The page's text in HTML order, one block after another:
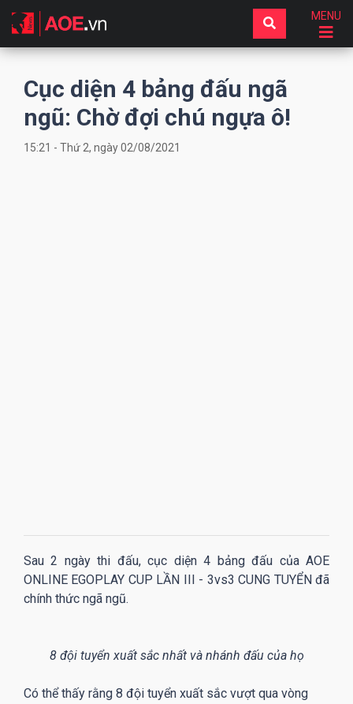
MENU
Cục diện 4 bảng đấu ngã
ngũ: Chờ đợi chú ngựa ô!
15:21 - Thứ 2, ngày 02/08/2021
Sau 2 ngày thi đấu, cục diện 4 bảng đấu của AOE
ONLINE EGOPLAY CUP LẦN III - 3vs3 CUNG TUYỂN đã
chính thức ngã ngũ.
8 đội tuyển xuất sắc nhất và nhánh đấu của họ
Có thể thấy rằng 8 đội tuyển xuất sắc vượt qua vòng